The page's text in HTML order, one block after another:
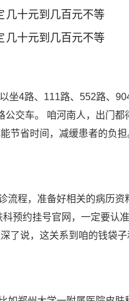
几十元到几百元不等
几十元到几百元不等
4路、111路、552路、
交车。 咱河南人，出门
节省时间，减缓患者的负担
程，准备好相关的病历
预约挂号官网，一定要认
了说，这关系到咱的钱袋子